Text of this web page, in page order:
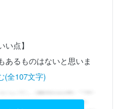
点】
あるものはないと思いま
(全107文字)